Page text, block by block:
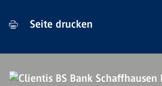
Seite drucken